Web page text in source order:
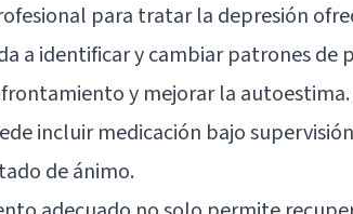
para tratar la depresión
a identificar y cambiar patrones
y mejorar la autoestima.
incluir medicación bajo
de ánimo.